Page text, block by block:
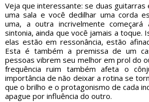
Veja que interessante: se duas
uma sala e você dedilhar uma corda
uma, a outra incrivelmente
sintonia, ainda que você jamais a toque.
elas estão em ressonância, estão
Esta é também a premissa de um
pessoas vibrem seu melhor em prol do
frequência ruim também afeta o
importância de não deixar a rotina se
que o brilho e o protagonismo de cada
apague por influência do outro.